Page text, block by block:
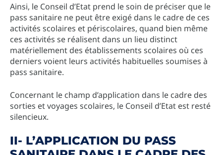
Ainsi, le Conseil d’Etat prend le soin de préciser que le
pass sanitaire ne peut être exigé dans le cadre de ces
activités scolaires et périscolaires, quand bien même
ces activités se réalisent dans un lieu distinct
matériellement des établissements scolaires où ces
derniers voient leurs activités habituelles soumises à
pass sanitaire.
Concernant le champ d’application dans le cadre des
sorties et voyages scolaires, le Conseil d’Etat est resté
silencieux.
II- L’APPLICATION DU PASS